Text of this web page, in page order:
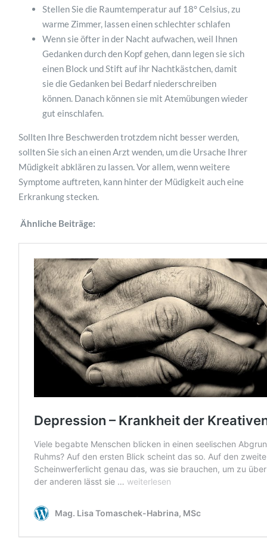
Stellen Sie die Raumtemperatur auf 18° Celsius, zu
warme Zimmer, lassen einen schlechter schlafen
Wenn sie öfter in der Nacht aufwachen, weil Ihnen
Gedanken durch den Kopf gehen, dann legen sie sich
einen Block und Stift auf ihr Nachtkästchen, damit
sie die Gedanken bei Bedarf niederschreiben
können. Danach können sie mit Atemübungen wieder
gut einschlafen.
Sollten Ihre Beschwerden trotzdem nicht besser werden,
sollten Sie sich an einen Arzt wenden, um die Ursache Ihrer
Müdigkeit abklären zu lassen. Vor allem, wenn weitere
Symptome auftreten, kann hinter der Müdigkeit auch eine
Erkrankung stecken.
Ähnliche Beiträge: